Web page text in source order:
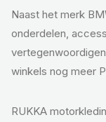
Naast het merk
onderdelen,
winkels nog meer
RUKKA